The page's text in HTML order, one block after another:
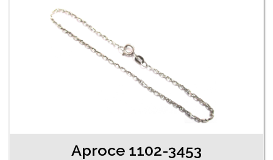
Aproce 1102-3453